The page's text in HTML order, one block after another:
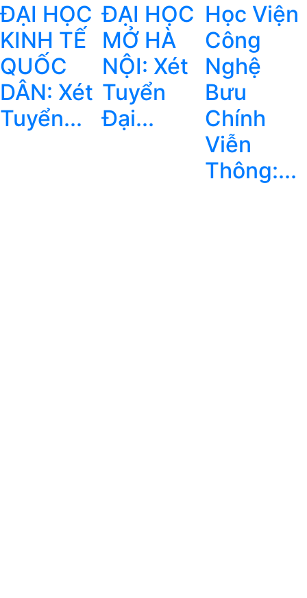
ĐẠI HỌC
KINH TẾ
QUỐC
DÂN: Xét
Tuyển...
ĐẠI HỌC
MỞ HÀ
NỘI: Xét
Tuyển
Đại...
Học Viện
Công
Nghệ
Bưu
Chính
Viễn
Thông:...